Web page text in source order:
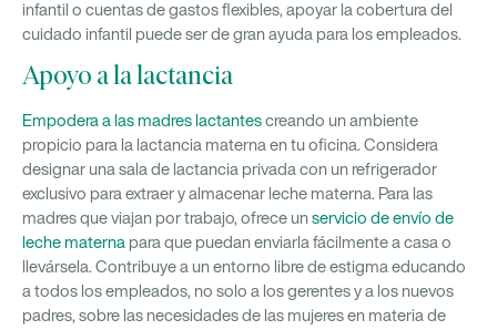
infantil o cuentas de gastos flexibles, apoyar la cobertura del
cuidado infantil puede ser de gran ayuda para los empleados.
Apoyo a la lactancia
Empodera a las madres lactantescreando un ambiente
propicio para la lactancia materna en tu oficina. Considera
designar una sala de lactancia privada con un refrigerador
exclusivo para extraer y almacenar leche materna. Para las
madres que viajan por trabajo, ofrece unservicio de envío de
leche materna para que puedan enviarla fácilmente a casa o
llevársela. Contribuye a un entorno libre de estigma educando
a todos los empleados, no solo a los gerentes y a los nuevos
padres, sobre las necesidades de las mujeres en materia de